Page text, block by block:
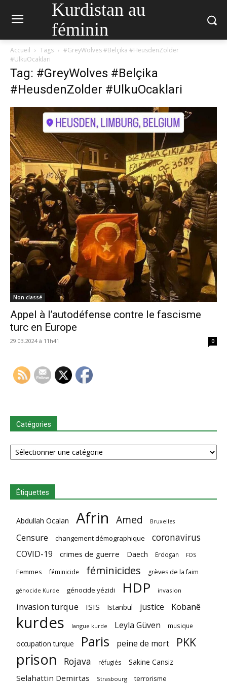
Kurdistan au
féminin
Accueil Tags
#GreyWolves #Belçika #HeusdenZolder
#UlkuOcaklari
Tag: #GreyWolves #Belçika
#HeusdenZolder #UlkuOcaklari
Non classé
Appel à l’autodéfense contre le fascisme
turc en Europe
29.03.2024 à 11h41 0
Catégories
Catégories
Étiquettes
Abdullah Ocalan Afrin Amed Bruxelles
Censure changement démographique coronavirus
COVID-19 crimes de guerre Daech Erdogan FDS
Femmes féminicide féminicides grèves de la faim
génocide Kurde génocide yézidi HDP invasion
invasion turque ISIS Istanbul justice Kobanê
kurdes langue kurde Leyla Güven musique
occupation turque Paris peine de mort PKK
prison Rojava réfugiés Sakine Cansiz
Selahattin Demirtas Strasbourg terrorisme